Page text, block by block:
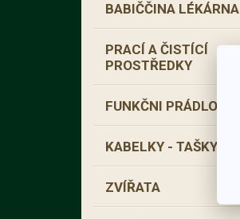
BABIČČINA LÉKÁRNA
PRACÍ A ČISTÍCÍ
PROSTŘEDKY
FUNKČNI PRÁDLO
KABELKY - TAŠKY
ZVÍŘATA